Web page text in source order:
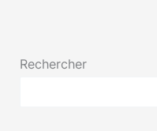
Rechercher